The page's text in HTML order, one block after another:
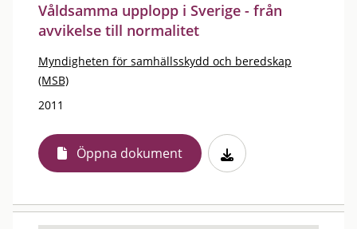
Våldsamma upplopp i Sverige - från
avvikelse till normalitet
Myndigheten för samhällsskydd och beredskap
(MSB)
2011
Öppna dokument